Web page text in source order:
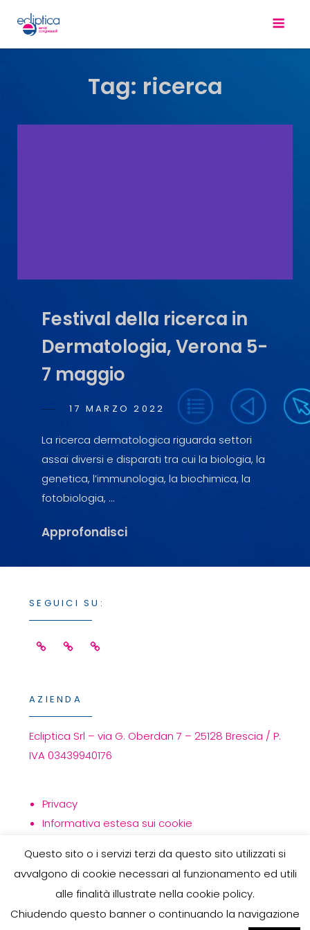
Tag: ricerca
Festival della ricerca in
Dermatologia, Verona 5-
7 maggio
POSTED
17 MARZO 2022
SIMONA
BULGARI
La ricerca dermatologica riguarda settori
assai diversi e disparati tra cui la biologia, la
genetica, l’immunologia, la biochimica, la
fotobiologia, …
ApprofondisciFestival
Ricerca
SEGUICI SU:
FacebookLinkedinInstagram
AZIENDA
Ecliptica Srl – via G. Oberdan 7 – 25128 Brescia / P.
IVA 03439940176
Privacy
Informativa estesa sui cookie
COPYRIGHT © 2026 . TUTTI I DIRITTI SONO
Questo sito o i servizi terzi da questo sito utilizzati si
avvalgono di cookie necessari al funzionamento ed utili
alle finalità illustrate nella cookie policy.
Chiudendo questo banner o continuando la navigazione